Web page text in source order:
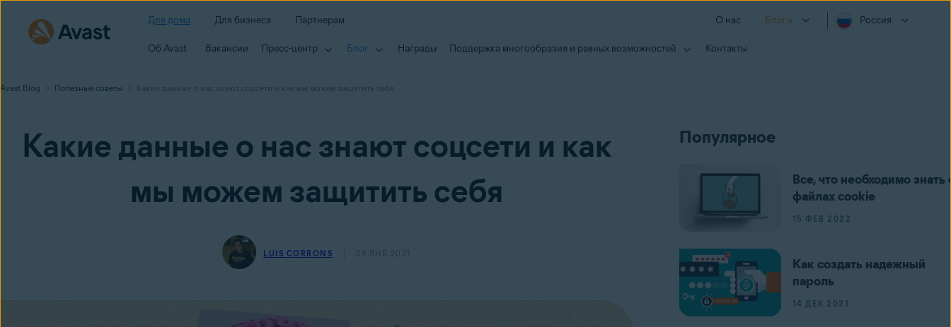
Для дома Для бизнеса Партнерам О нас Блоги Россия
Об Avast Вакансии Пресс-центр Блог Награды Поддержка многообразия и равных возможностей Контакты
Avast Blog Полезные советы Какие данные о нас знают соцсети и как мы можем защитить себя
Какие данные о нас знают соцсети и как
мы можем защитить себя
LUIS CORRONS 28 ЯНВ 2021
Популярное
Все, что необходимо знать
файлах cookie
15 ФЕВ 2022
Как создать надежный
пароль
14 ДЕК 2021